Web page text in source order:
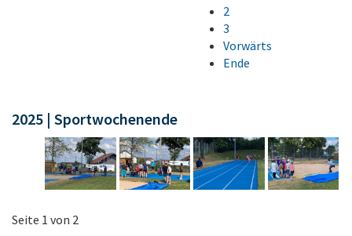
2
3
Vorwärts
Ende
2025 | Sportwochenende
Seite 1 von 2